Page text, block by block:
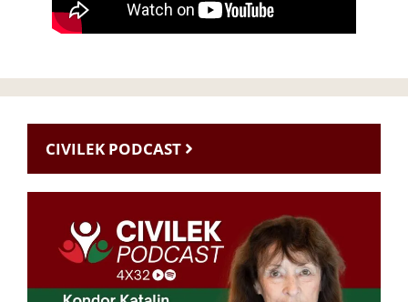
CIVILEK PODCAST